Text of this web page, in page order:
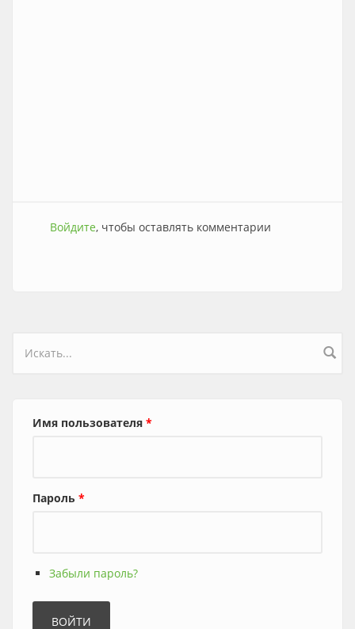
Войдите, чтобы оставлять комментарии
Форма поиска
Имя пользователя *
Пароль *
Забыли пароль?